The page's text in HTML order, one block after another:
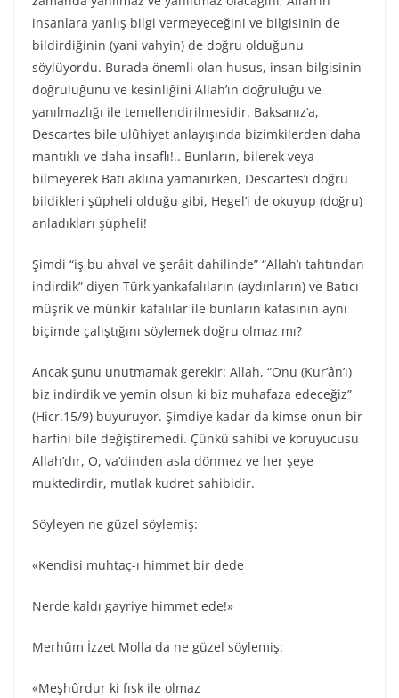
insanlara yanlış bilgi vermeyeceğini ve bilgisinin de
bildirdiğinin (yani vahyin) de doğru olduğunu
söylüyordu. Burada önemli olan husus, insan bilgisinin
doğruluğunu ve kesinliğini Allah’ın doğruluğu ve
yanılmazlığı ile temellendirilmesidir. Baksanız’a,
Descartes bile ulûhiyet anlayışında bizimkilerden daha
mantıklı ve daha insaflı!.. Bunların, bilerek veya
bilmeyerek Batı aklına yamanırken, Descartes’ı doğru
bildikleri şüpheli olduğu gibi, Hegel’i de okuyup (doğru)
anladıkları şüpheli!
Şimdi “iş bu ahval ve şerâit dahilinde” “Allah’ı tahtından
indirdik” diyen Türk yankafalıların (aydınların) ve Batıcı
müşrik ve münkir kafalılar ile bunların kafasının aynı
biçimde çalıştığını söylemek doğru olmaz mı?
Ancak şunu unutmamak gerekir: Allah, “Onu (Kur’ân’ı)
biz indirdik ve yemin olsun ki biz muhafaza edeceğiz”
(Hicr.15/9) buyuruyor. Şimdiye kadar da kimse onun bir
harfini bile değiştiremedi. Çünkü sahibi ve koruyucusu
Allah’dır, O, va’dinden asla dönmez ve her şeye
muktedirdir, mutlak kudret sahibidir.
Söyleyen ne güzel söylemiş:
«Kendisi muhtaç-ı himmet bir dede
Nerde kaldı gayriye himmet ede!»
Merhûm İzzet Molla da ne güzel söylemiş:
«Meşhûrdur ki fısk ile olmaz